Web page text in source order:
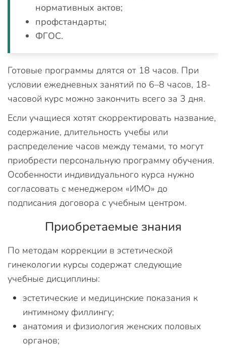
нормативных актов;
профстандарты;
ФГОС.
Готовые программы длятся от 18 часов. При
условии ежедневных занятий по 6–8 часов, 18-
часовой курс можно закончить всего за 3 дня.
Если учащиеся хотят скорректировать название,
содержание, длительность учебы или
распределение часов между темами, то могут
приобрести персональную программу обучения.
Особенности индивидуального курса нужно
согласовать с менеджером «ИМО» до
подписания договора с учебным центром.
Приобретаемые знания
По методам коррекции в эстетической
гинекологии курсы содержат следующие
учебные дисциплины:
эстетические и медицинские показания к
интимному филлингу;
анатомия и физиология женских половых
органов;